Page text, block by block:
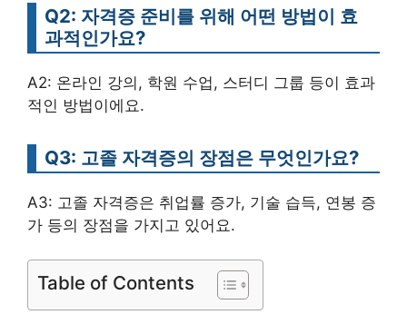
Q2: 자격증 준비를 위해 어떤 방법이 효
과적인가요?
A2: 온라인 강의, 학원 수업, 스터디 그룹 등이 효과
적인 방법이에요.
Q3: 고졸 자격증의 장점은 무엇인가요?
A3: 고졸 자격증은 취업률 증가, 기술 습득, 연봉 증
가 등의 장점을 가지고 있어요.
Table of Contents